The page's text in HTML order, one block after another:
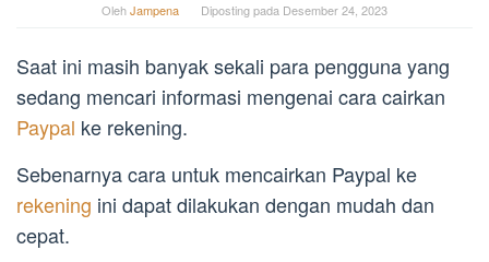
OlehJampena Diposting pada Desember 24, 2023
Saat ini masih banyak sekali para pengguna yang
sedang mencari informasi mengenai cara cairkan
Paypal ke rekening.
Sebenarnya cara untuk mencairkan Paypal ke
rekening ini dapat dilakukan dengan mudah dan
cepat.